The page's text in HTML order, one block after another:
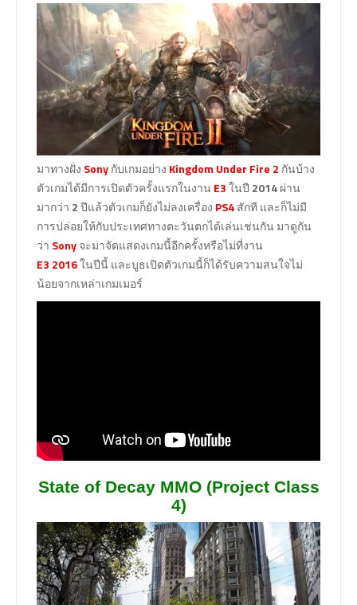
มาทางฝั่ง Sonyกับเกมอย่าง Kingdom Under Fire 2 กันบ้าง
ตัวเกมได้มีการเปิดตัวครั้งแรกในงาน E3ในปี 2014ผ่าน
มากว่า 2ปีแล้วตัวเกมก็ยังไม่ลงเครื่อง PS4สักที และก็ไม่มี
การปล่อยให้กับประเทศทางตะวันตกได้เล่นเช่นกัน มาดูกัน
ว่า Sonyจะมาจัดแสดงเกมนี้อีกครั้งหรือไม่ที่งาน
E3 2016ในปีนี้ และบูธเปิดตัวเกมนี้ก็ได้รับความสนใจไม่
น้อยจากเหล่าเกมเมอร์
State of Decay MMO (Project Class
4)